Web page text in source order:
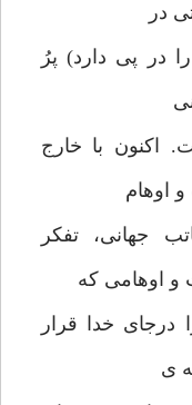
در
در پی دارد) پرُ
اکنون با خارج
اوهام
جهانی، تفکر
و اوهامی که
درجای خدا قرار
ی